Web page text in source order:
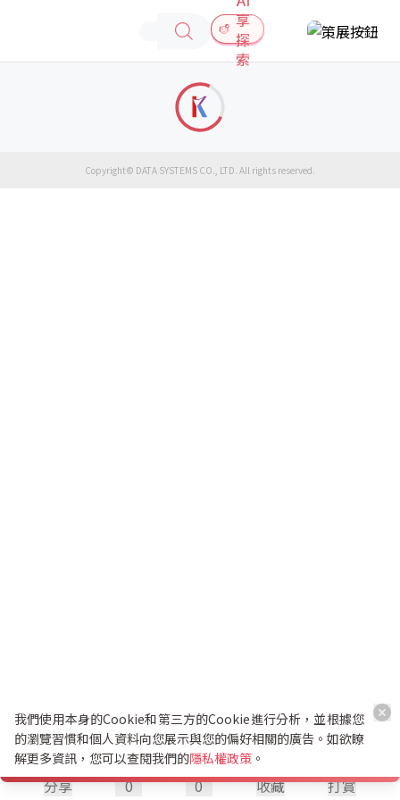
享
探
索
分享 0 0 收藏 打賞
Copyright© DATA SYSTEMS CO., LTD. All rights reserved.
我們使用本身的Cookie和第三方的Cookie進行分析，並根據您
的瀏覽習慣和個人資料向您展示與您的偏好相關的廣告。如欲瞭
解更多資訊，您可以查閱我們的隱私權政策 。